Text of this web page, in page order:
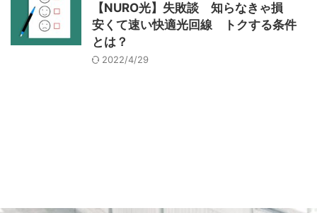
【NURO光】失敗談 知らなきゃ損
安くて速い快適光回線 トクする条件
とは？
2022/4/29